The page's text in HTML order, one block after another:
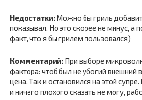
Недостатки: Можно бы гриль
показывал. Но это скорее не минус, а
факт, что я бы грилем пользовался)
Комментарий: При выборе
фактора: чтоб был не убогий внешний
цена. Так и остановился на этой
и ничего плохого сказать не могу,